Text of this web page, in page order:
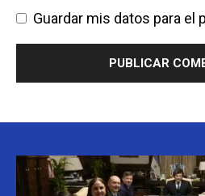
Guardar mis datos para el